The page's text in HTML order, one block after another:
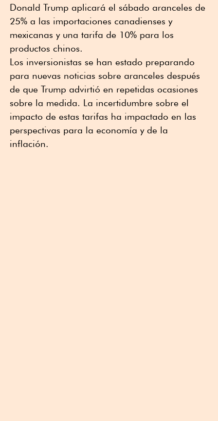
Donald Trump aplicará el sábado aranceles de
25% a las importaciones canadienses y
mexicanas y una tarifa de 10% para los
productos chinos.
Los inversionistas se han estado preparando
para nuevas noticias sobre aranceles después
de que Trump advirtió en repetidas ocasiones
sobre la medida. La incertidumbre sobre el
impacto de estas tarifas ha impactado en las
perspectivas para la economía y de la
inflación.